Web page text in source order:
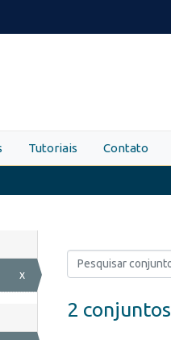
Tutoriais Contato
x
2